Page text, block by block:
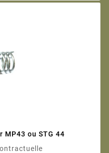
ou STG 44
contractuelle